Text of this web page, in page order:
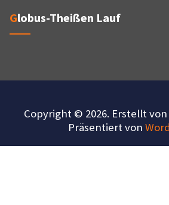
Globus-Theißen Lauf
Copyright © 2026. Erstellt von
Präsentiert von